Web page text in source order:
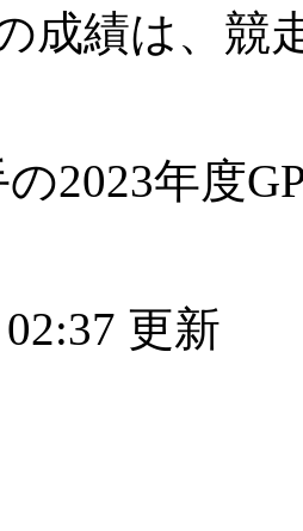
成績は、競
2023年度
更新